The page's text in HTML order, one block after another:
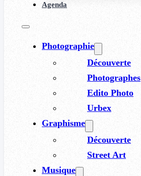
Agenda
Photographie
Découverte
Photographes
Edito Photo
Urbex
Graphisme
Découverte
Street Art
Musique